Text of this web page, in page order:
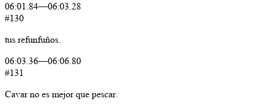
06:01.84—06:03.28
#130
tus refunfuños.
06:03.36—06:06.80
#131
Cavar no es mejor que pescar.